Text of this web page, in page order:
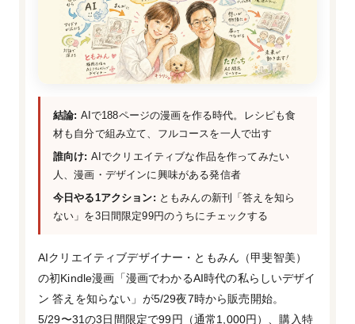
結論: AIで188ページの漫画を作る時代。レシピも食
材も自分で組み立て、フルコースを一人で出す
誰向け: AIでクリエイティブな作品を作ってみたい
人、漫画・デザインに興味がある発信者
今日やる1アクション: ともみんの新刊「答えを知ら
ない」を3日間限定99円のうちにチェックする
AIクリエイティブデザイナー・ともみん（甲斐智美）
の初Kindle漫画「漫画でわかるAI時代の私らしいデザイ
ン 答えを知らない」が5/29夜7時から販売開始。
5/29〜31の3日間限定で99円（通常1,000円）、購入特